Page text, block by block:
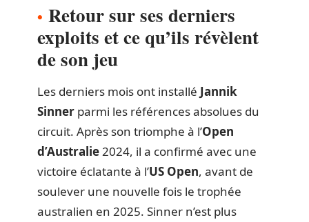
Retour sur ses derniers
exploits et ce qu’ils révèlent
de son jeu
Les derniers mois ont installé Jannik
Sinner parmi les références absolues du
circuit. Après son triomphe à l’Open
d’Australie2024, il a confirmé avec une
victoire éclatante à l’US Open, avant de
soulever une nouvelle fois le trophée
australien en 2025. Sinner n’est plus